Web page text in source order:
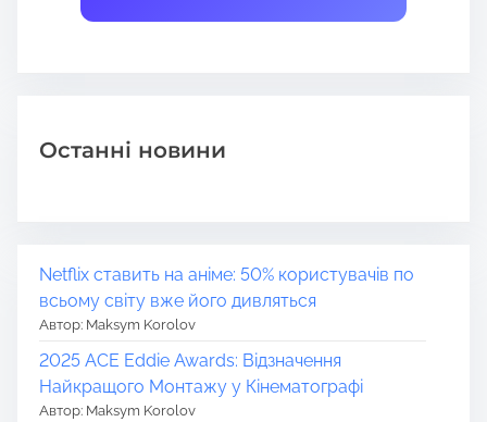
Останні новини
Netflix ставить на аніме: 50% користувачів по
всьому світу вже його дивляться
Автор: Maksym Korolov
2025 ACE Eddie Awards: Відзначення
Найкращого Монтажу у Кінематографі
Автор: Maksym Korolov